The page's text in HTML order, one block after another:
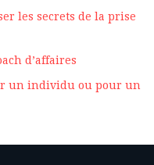
les secrets de la prise
d’affaires
un individu ou pour un